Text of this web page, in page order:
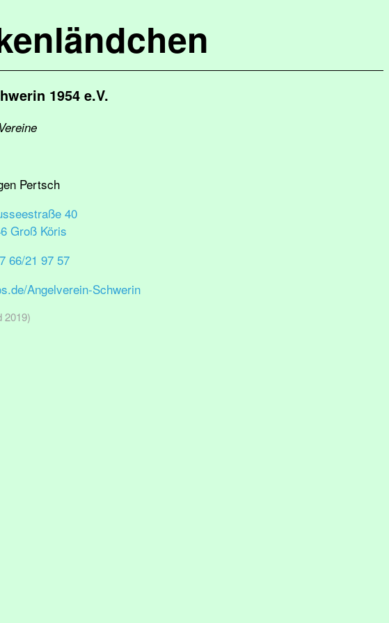
1954 e.V.
Pertsch
40
Groß Köris
66/21 97 57
Angelverein-Schwerin
2019)